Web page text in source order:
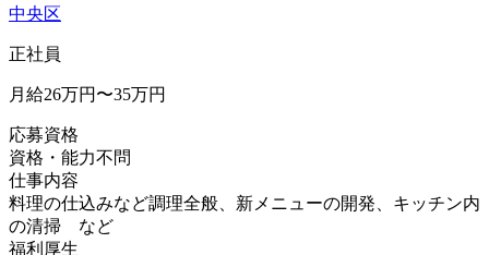
中央区
正社員
月給26万円〜35万円
応募資格
資格・能力不問
仕事内容
料理の仕込みなど調理全般、新メニューの開発、キッチン内
の清掃 など
福利厚生